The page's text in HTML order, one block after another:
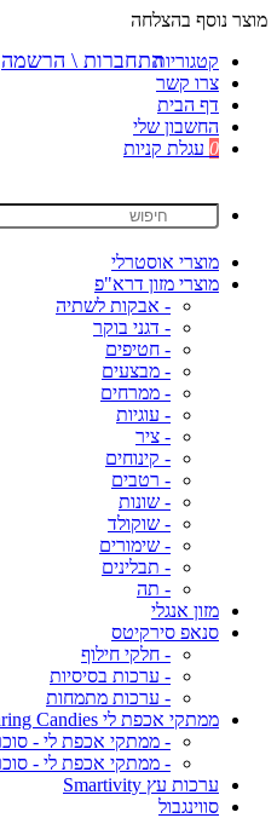
מוצר נוסף בהצלחה
קטגוריות
צרו קשר
דף הבית
החשבון שלי
0 עגלת קניות
מוצרי אוסטרלי
מוצרי מזון דרא"פ
- אבקות לשתיה
- דגני בוקר
- חטיפים
- מבצעים
- ממרחים
- עוגיות
- ציר
- קינוחים
- רטבים
- שונות
- שוקולד
- שימורים
- תבלינים
- תה
מזון אנגלי
סנאפ סירקיטס
- חלקי חילוף
- ערכות בסיסיות
- ערכות מתמחות
ממתקי אכפת לי Caring Candies
- ממתקי אכפת לי -
- ממתקי אכפת לי -
ערכות עץ Smartivity
סווינגבול
התחברות \ הרשמה